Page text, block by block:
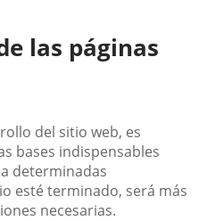
las páginas
del sitio web, es
bases indispensables
determinadas
esté terminado, será más
necesarias.